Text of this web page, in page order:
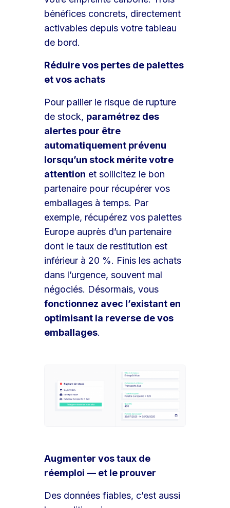
bénéfices concrets, directement
activables depuis votre tableau
de bord.
Réduire vos pertes de palettes
et vos achats
Pour pallier le risque de rupture
de stock, paramétrez des
alertes pour être
automatiquement prévenu
lorsqu’un stock mérite votre
attention et sollicitez le bon
partenaire pour récupérer vos
emballages à temps. Par
exemple, récupérez vos palettes
Europe auprès d’un partenaire
dont le taux de restitution est
inférieur à 20 %. Finis les achats
dans l’urgence, souvent mal
négociés. Désormais, vous
fonctionnez avec l’existant en
optimisant la reverse de vos
emballages.
Augmenter vos taux de
réemploi — et le prouver
Des données fiables, c’est aussi